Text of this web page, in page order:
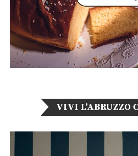
VIVI L’ABRUZZO